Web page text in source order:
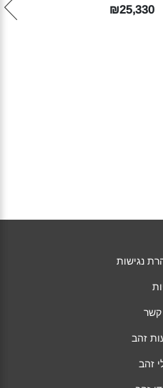
₪25,330
נגישות
קשר
זהב
זהב